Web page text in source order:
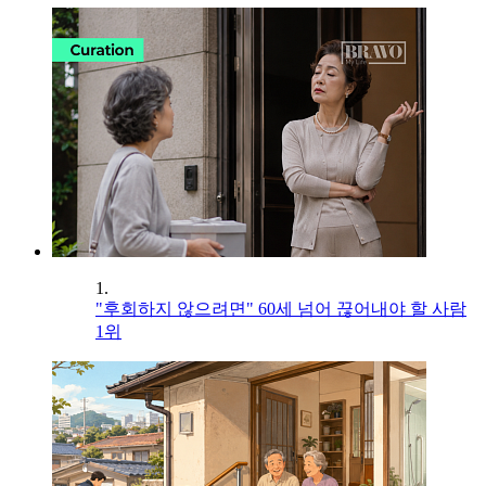
1.
"후회하지 않으려면" 60세 넘어 끊어내야 할 사람
1위